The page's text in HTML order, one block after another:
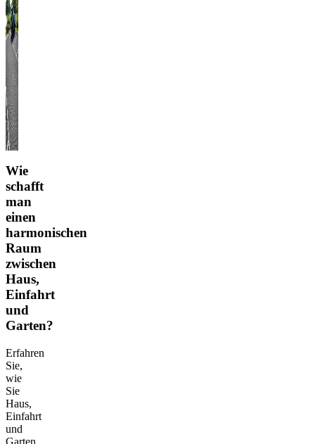
Wie
schafft
man
einen
harmonischen
Raum
zwischen
Haus,
Einfahrt
und
Garten?
Erfahren
Sie,
wie
Sie
Haus,
Einfahrt
und
Garten